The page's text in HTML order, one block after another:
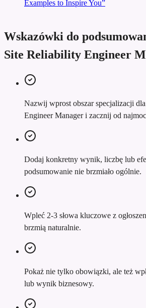
Examples to Inspire You”
Wskazówki do
Site Reliability Engineer
Nazwij wprost obszar specjalizacji
Engineer Manager i zacznij od
Dodaj konkretny wynik, liczbę lub
podsumowanie nie brzmiało ogólnie.
Wpleć 2-3 słowa kluczowe z
brzmią naturalnie.
Pokaż nie tylko obowiązki, ale też
lub wynik biznesowy.